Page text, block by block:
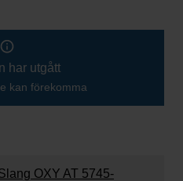
har utgått
kan förekomma
OXY AT 5745-